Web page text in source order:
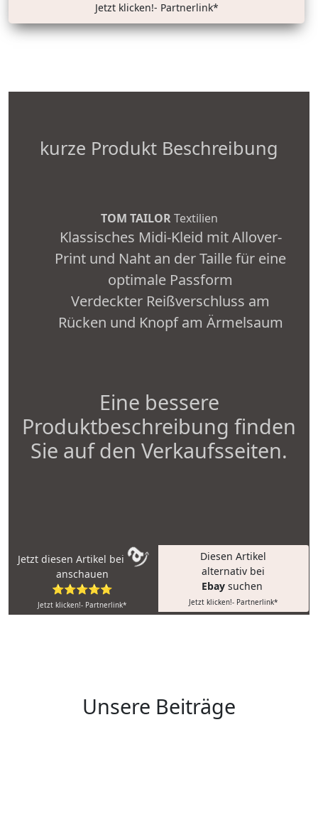
Jetzt klicken!- Partnerlink*
kurze Produkt Beschreibung
TOM TAILORTextilien
Klassisches Midi-Kleid mit Allover-
Print und Naht an der Taille für eine
optimale Passform
Verdeckter Reißverschluss am
Rücken und Knopf am Ärmelsaum
Eine bessere
Produktbeschreibung finden
Sie auf den Verkaufsseiten.
Jetzt diesen Artikel bei
anschauen
⭐⭐⭐⭐⭐
Jetzt klicken!- Partnerlink*
Diesen Artikel
alternativ bei
Ebay suchen
Jetzt klicken!- Partnerlink*
Unsere Beiträge